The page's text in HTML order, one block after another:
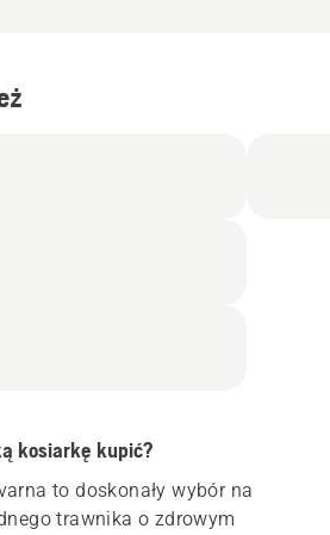
kosiarkę kupić?
to doskonały wybór na
trawnika o zdrowym